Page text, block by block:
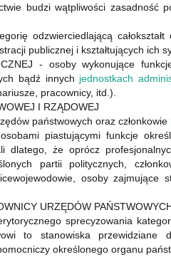
budzi wątpliwości zasadność
odzwierciedlającą
publicznej i kształtujących ich
- osoby wykonujące
bądź innych jednostkach
pracownicy, itd.).
I RZĄDOWEJ
państwowych oraz członkowie
piastującymi funkcje
dlatego, że oprócz
partii politycznych,
osoby zajmujące
URZĘDÓW
sprecyzowania
to stanowiska przewidziane
określonego organu